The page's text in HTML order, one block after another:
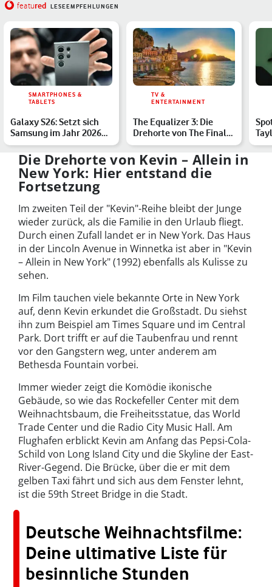
featured LESEEMPFEHLUNGEN
SMARTPHONES &
TABLETS
Galaxy S26: Setzt sich
Samsung im Jahr 2026
von Apple ab?
TV &
ENTERTAINMENT
The Equalizer 3: Die
Drehorte von The Final
Chapter
Die Drehorte von Kevin – Allein in
New York: Hier entstand die
Fortsetzung
Im zweiten Teil der "Kevin"-Reihe bleibt der Junge
wieder zurück, als die Familie in den Urlaub fliegt.
Durch einen Zufall landet er in New York. Das Haus
in der Lincoln Avenue in Winnetka ist aber in "Kevin
– Allein in New York" (1992) ebenfalls als Kulisse zu
sehen.
Im Film tauchen viele bekannte Orte in New York
auf, denn Kevin erkundet die Großstadt. Du siehst
ihn zum Beispiel am Times Square und im Central
Park. Dort trifft er auf die Taubenfrau und rennt
vor den Gangstern weg, unter anderem am
Bethesda Fountain vorbei.
Immer wieder zeigt die Komödie ikonische
Gebäude, so wie das Rockefeller Center mit dem
Weihnachtsbaum, die Freiheitsstatue, das World
Trade Center und die Radio City Music Hall. Am
Flughafen erblickt Kevin am Anfang das Pepsi-Cola-
Schild von Long Island City und die Skyline der East-
River-Gegend. Die Brücke, über die er mit dem
gelben Taxi fährt und sich aus dem Fenster lehnt,
ist die 59th Street Bridge in die Stadt.
Deutsche Weihnachtsfilme:
Deine ultimative Liste für
besinnliche Stunden